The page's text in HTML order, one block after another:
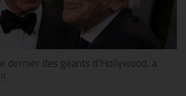
dernier des géants d’Hollywood, a